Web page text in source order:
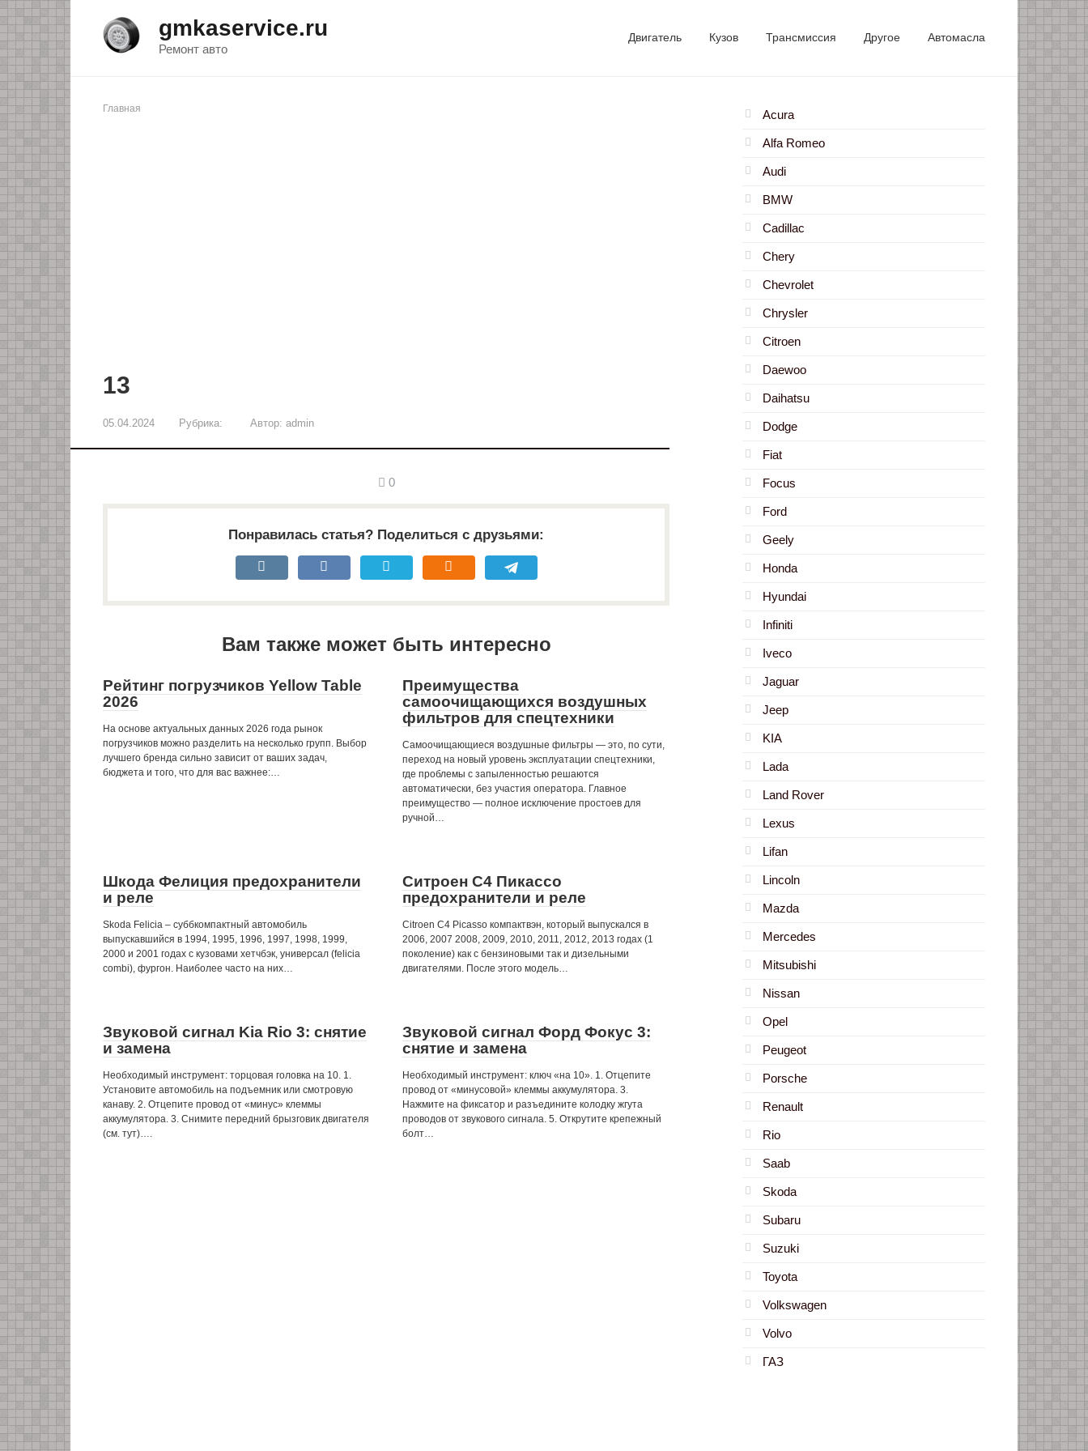
Перейти
к
контенту
gmkaservice.ru
Ремонт авто
Двигатель Кузов Трансмиссия Другое Автомасла
Главная
13
05.04.2024 Рубрика: Автор: admin
0
Понравилась статья? Поделиться с друзьями:
Вам также может быть интересно
Рейтинг погрузчиков Yellow Table
2026
На основе актуальных данных 2026 года рынок
погрузчиков можно разделить на несколько групп. Выбор
лучшего бренда сильно зависит от ваших задач,
бюджета и того, что для вас важнее:…
Преимущества
самоочищающихся воздушных
фильтров для спецтехники
Самоочищающиеся воздушные фильтры — это, по сути,
переход на новый уровень эксплуатации спецтехники,
где проблемы с запыленностью решаются
автоматически, без участия оператора. Главное
преимущество — полное исключение простоев для
ручной…
Шкода Фелиция предохранители
и реле
Skoda Felicia – суббкомпактный автомобиль
выпускавшийся в 1994, 1995, 1996, 1997, 1998, 1999,
2000 и 2001 годах с кузовами хетчбэк, универсал (felicia
combi), фургон. Наиболее часто на них…
Ситроен С4 Пикассо
предохранители и реле
Citroen C4 Picasso компактвэн, который выпускался в
2006, 2007 2008, 2009, 2010, 2011, 2012, 2013 годах (1
поколение) как с бензиновыми так и дизельными
двигателями. После этого модель…
Звуковой сигнал Kia Rio 3: снятие
и замена
Необходимый инструмент: торцовая головка на 10. 1.
Установите автомобиль на подъемник или смотровую
канаву. 2. Отцепите провод от «минус» клеммы
аккумулятора. 3. Снимите передний брызговик двигателя
(см. тут)….
Звуковой сигнал Форд Фокус 3:
снятие и замена
Необходимый инструмент: ключ «на 10». 1. Отцепите
провод от «минусовой» клеммы аккумулятора. 3.
Нажмите на фиксатор и разъедините колодку жгута
проводов от звукового сигнала. 5. Открутите крепежный
болт…
Acura
Alfa Romeo
Audi
BMW
Cadillac
Chery
Chevrolet
Chrysler
Citroen
Daewoo
Daihatsu
Dodge
Fiat
Focus
Ford
Geely
Honda
Hyundai
Infiniti
Iveco
Jaguar
Jeep
KIA
Lada
Land Rover
Lexus
Lifan
Lincoln
Mazda
Mercedes
Mitsubishi
Nissan
Opel
Peugeot
Porsche
Renault
Rio
Saab
Skoda
Subaru
Suzuki
Toyota
Volkswagen
Volvo
ГАЗ